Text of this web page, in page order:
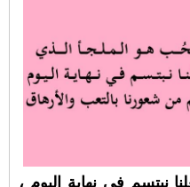
نبتسم في نهاية اليوم ،